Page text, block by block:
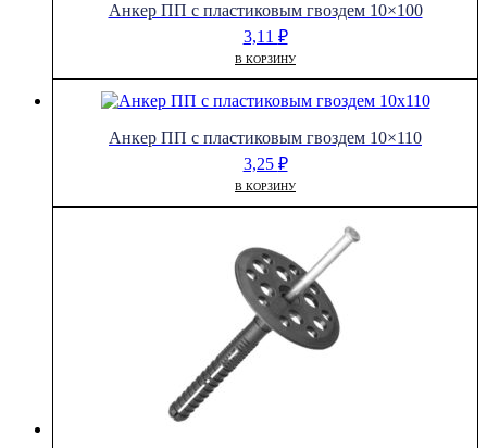
Анкер ПП с пластиковым гвоздем 10×100
3,11 ₽
В КОРЗИНУ
Анкер ПП с пластиковым гвоздем 10×110
3,25 ₽
В КОРЗИНУ